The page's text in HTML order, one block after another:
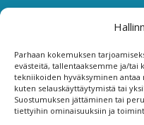
Parhaan kokemuksen
evästeitä, tallentaaksemme ja/tai
tekniikoiden hyväksyminen
kuten selauskäyttäytymistä tai
Suostumuksen jättäminen tai
tiettyihin ominaisuuksiin ja